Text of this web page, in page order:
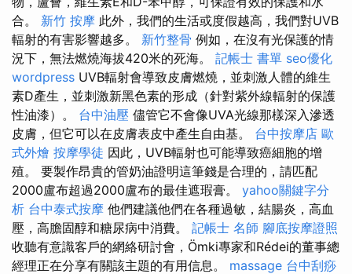
合。 新竹 按摩 此外，我們的生活或度假越高，我們對UVB
輻射的有害影響越多。 新竹整骨 例如，在沒有光保護的情
況下，無法燃燒海拔420米的死海。 記帳士 書單 seo優化
wordpress UVB輻射會導致皮膚燃燒，並刺激人體的維生
素D產生，並刺激新黑色素的形成（針對紫外線輻射的保護
性油漆）。 台中油壓 儘管它不會像UVA光線那樣深入滲透
皮膚，但它可以在皮膚表皮中產生自由基。 台中按摩店 歐
式外燴 按摩學徒 因此，UVB輻射也可能導致癌細胞的增
殖。 要製作昂貴的管奶油證明這筆錢是合理的，請匹配
2000盧布超過2000盧布的最佳遮瑕膏。 yahoo關鍵字分
析 台中泰式按摩 他們建議他們在各種過敏，結腸炎，高血
壓，高膽固醇和糖尿病中消費。 記帳士 名師 腳底按摩證照
收聽有意識客戶的網絡研討會，Ömki專家和Rédei的董事總
經理正在分享有關該主題的有用信息。 massage 台中刮痧